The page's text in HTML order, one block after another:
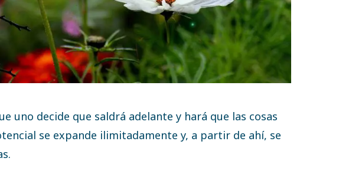
uno decide que saldrá adelante y hará que las cosas
se expande ilimitadamente y, a partir de ahí, se